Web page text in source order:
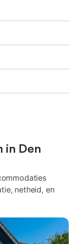
in Den
netheid, en